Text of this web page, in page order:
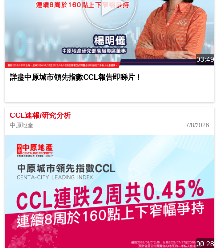
03:49
詳盡中原城市領先指數CCL報告即睇片！
CCL速報/研究分析
中原地產 7/8/2026
00:28